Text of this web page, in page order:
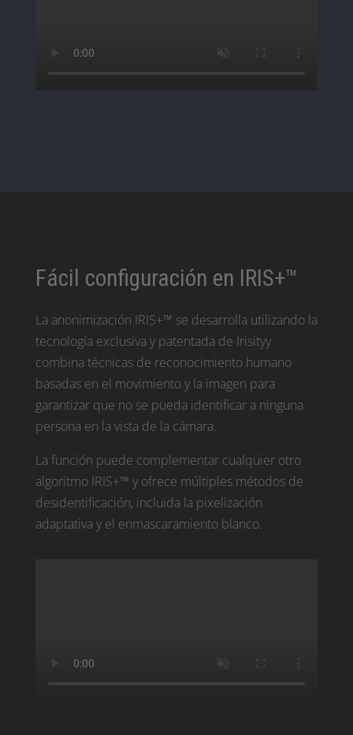
Fácil configuración en IRIS+™
La anonimización IRIS+™ se desarrolla utilizando la
tecnología exclusiva y patentada de Irisityy
combina técnicas de reconocimiento humano
basadas en el movimiento y la imagen para
garantizar que no se pueda identificar a ninguna
persona en la vista de la cámara.
La función puede complementar cualquier otro
algoritmo IRIS+™ y ofrece múltiples métodos de
desidentificación, incluida la pixelización
adaptativa y el enmascaramiento blanco.